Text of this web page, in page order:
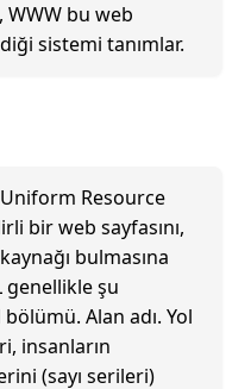
bu web
sistemi tanımlar.
Resource
bir web sayfasını,
bulmasına
genellikle şu
Alan adı. Yol
insanların
(sayı serileri)